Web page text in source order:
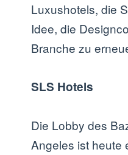
Luxushotels, die
Idee, die
Branche zu
SLS Hotels
Die Lobby des
Angeles ist heute